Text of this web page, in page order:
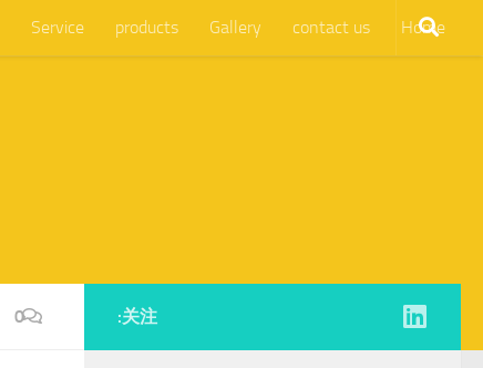
Home
contact us
Gallery
products
Service
0 关注: